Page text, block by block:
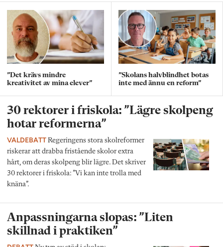
”Det krävs mindre
kreativitet av mina elever”
”Skolans halvblindhet botas
inte med ännu en reform”
30 rektorer i friskola: ”Lägre skolpeng
hotar reformerna”
VALDEBATT Regeringens stora skolreformer
riskerar att drabba fristående skolor extra
hårt, om deras skolpeng blir lägre. Det skriver
30 rektorer i friskola: ”Vi kan inte trolla med
knäna”.
Anpassningarna slopas: ”Liten
skillnad i praktiken”